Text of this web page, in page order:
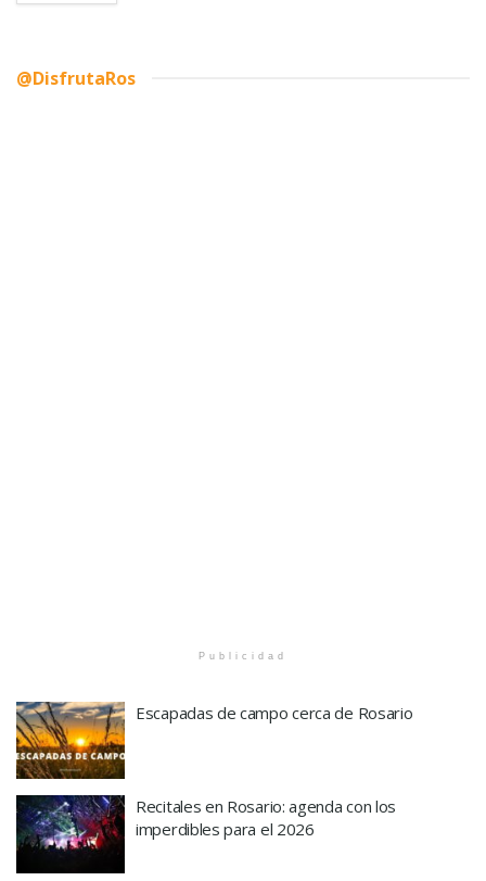
@DisfrutaRos
Publicidad
Escapadas de campo cerca de Rosario
Recitales en Rosario: agenda con los
imperdibles para el 2026